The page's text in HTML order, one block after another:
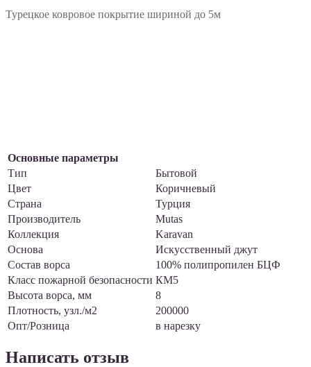
Турецкое ковровое покрытие шириной до 5м
Основные параметры
Тип
Бытовой
Цвет
Коричневый
Страна
Турция
Производитель
Mutas
Коллекция
Karavan
Основа
Искусственный джут
Состав ворса
100% полипропилен БЦФ
Класс пожарной безопасности КМ5
Высота ворса, мм
8
Плотность, узл./м2
200000
Опт/Розница
в нарезку
Написать отзыв